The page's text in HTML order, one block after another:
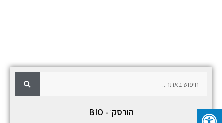
ו
ח
י
פ
הורסקי - BIO